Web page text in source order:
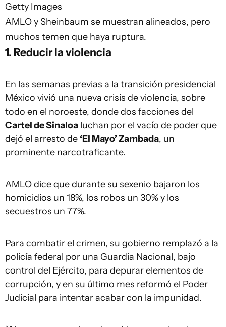
Getty Images
AMLO y Sheinbaum se muestran alineados, pero
muchos temen que haya ruptura.
1. Reducir la violencia
En las semanas previas a la transición presidencial
México vivió una nueva crisis de violencia, sobre
todo en el noroeste, donde dos facciones del
Cartel de Sinaloa luchan por el vacío de poder que
dejó el arresto de ‘El Mayo’ Zambada, un
prominente narcotraficante.
AMLO dice que durante su sexenio bajaron los
homicidios un 18%, los robos un 30% y los
secuestros un 77%.
Para combatir el crimen, su gobierno remplazó a la
policía federal por una Guardia Nacional, bajo
control del Ejército, para depurar elementos de
corrupción, y en su último mes reformó el Poder
Judicial para intentar acabar con la impunidad.